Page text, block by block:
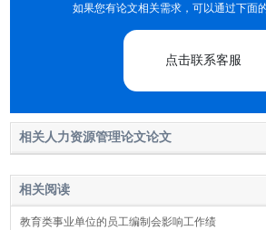
如果您有论文相关需求，可以通过下面
点击联系客服
相关人力资源管理论文论文
相关阅读
教育类事业单位的员工编制会影响工作绩